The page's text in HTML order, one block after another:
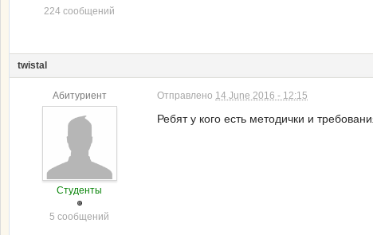
224 сообщений
twistal
Абитуриент
Студенты
5 сообщений
Отправлено 14 June 2016 - 12:15
Ребят у кого есть методички и